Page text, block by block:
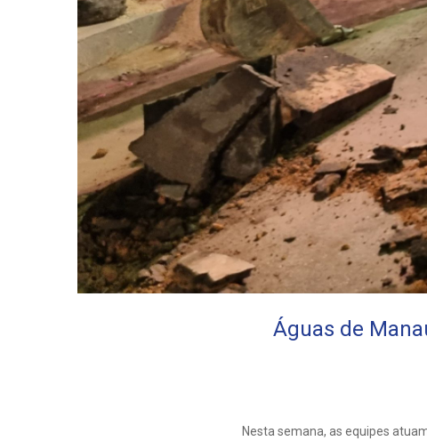
Águas de
Nesta semana, as equipes